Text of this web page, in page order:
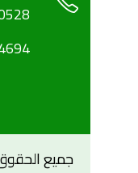
جميع